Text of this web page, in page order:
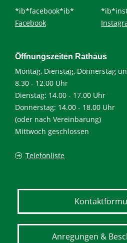
*ib*facebook*ib*
Facebook
Öffnungszeiten Rathaus
Montag, Dienstag, Donnerstag
8.30 - 12.00 Uhr
Dienstag: 14.00 - 17.00 Uhr
Donnerstag: 14.00 - 18.00 Uhr
(oder nach Vereinbarung)
Mittwoch geschlossen
Telefonliste
Anregungen &